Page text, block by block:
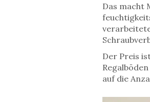
Das macht
Der Preis
auf die